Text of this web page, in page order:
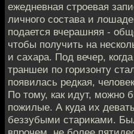
ежедневная строевая
личного состава и
подается вчерашняя -
чтобы получить на
и сахара. Под вечер,
траншеи по горизонту
появилась редкая,
По тому, как идут, можно
пожилые. А куда их
беззубыми стариками.